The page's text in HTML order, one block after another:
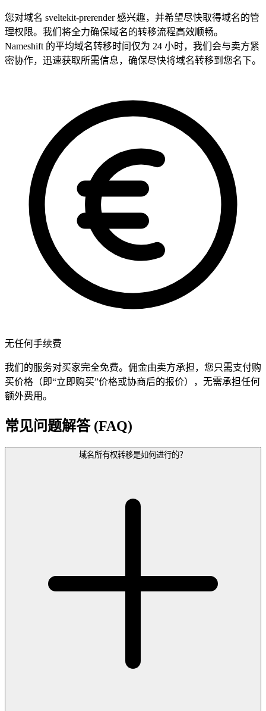
您对域名 sveltekit-prerender 感兴趣，并希望尽快取得域名的管
理权限。我们将全力确保域名的转移流程高效顺畅。
Nameshift 的平均域名转移时间仅为 24 小时，我们会与卖方紧
密协作，迅速获取所需信息，确保尽快将域名转移到您名下。
无任何手续费
我们的服务对买家完全免费。佣金由卖方承担，您只需支付购
买价格（即“立即购买”价格或协商后的报价），无需承担任何
额外费用。
常见问题解答 (FAQ)
域名所有权转移是如何进行的？